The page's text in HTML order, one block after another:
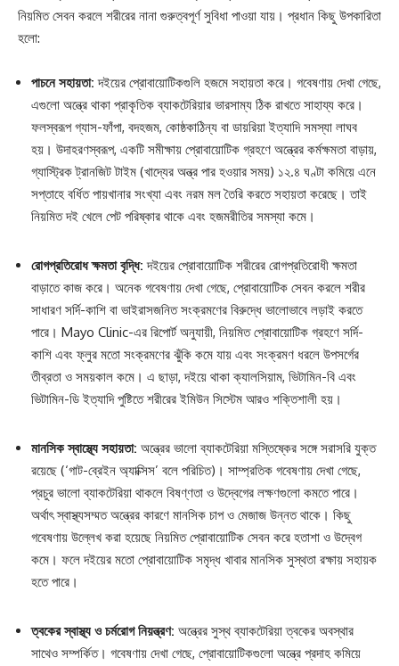
নিয়মিত সেবন করলে শরীরের নানা গুরুত্বপূর্ণ সুবিধা পাওয়া যায়। প্রধান কিছু উপকারিতা
হলো:
পাচনে সহায়তা: দইয়ের প্রোবায়োটিকগুলি হজমে সহায়তা করে। গবেষণায় দেখা গেছে,
এগুলো অন্ত্রে থাকা প্রাকৃতিক ব্যাকটেরিয়ার ভারসাম্য ঠিক রাখতে সাহায্য করে।
ফলস্বরূপ গ্যাস-ফাঁপা, বদহজম, কোষ্ঠকাঠিন্য বা ডায়রিয়া ইত্যাদি সমস্যা লাঘব
হয়। উদাহরণস্বরূপ, একটি সমীক্ষায় প্রোবায়োটিক গ্রহণে অন্ত্রের কর্মক্ষমতা বাড়ায়,
গ্যাস্ট্রিক ট্রানজিট টাইম (খাদ্যের অন্ত্র পার হওয়ার সময়) ১২.৪ ঘণ্টা কমিয়ে এনে
সপ্তাহে বর্ধিত পায়খানার সংখ্যা এবং নরম মল তৈরি করতে সহায়তা করেছে। তাই
নিয়মিত দই খেলে পেট পরিষ্কার থাকে এবং হজমরীতির সমস্যা কমে।
রোগপ্রতিরোধ ক্ষমতা বৃদ্ধি: দইয়ের প্রোবায়োটিক শরীরের রোগপ্রতিরোধী ক্ষমতা
বাড়াতে কাজ করে। অনেক গবেষণায় দেখা গেছে, প্রোবায়োটিক সেবন করলে শরীর
সাধারণ সর্দি-কাশি বা ভাইরাসজনিত সংক্রমণের বিরুদ্ধে ভালোভাবে লড়াই করতে
পারে। Mayo Clinic-এর রিপোর্ট অনুযায়ী, নিয়মিত প্রোবায়োটিক গ্রহণে সর্দি-
কাশি এবং ফ্লুর মতো সংক্রমণের ঝুঁকি কমে যায় এবং সংক্রমণ ধরলে উপসর্গের
তীব্রতা ও সময়কাল কমে। এ ছাড়া, দইয়ে থাকা ক্যালসিয়াম, ভিটামিন-বি এবং
ভিটামিন-ডি ইত্যাদি পুষ্টিতে শরীরের ইমিউন সিস্টেম আরও শক্তিশালী হয়।
মানসিক স্বাস্থ্যে সহায়তা: অন্ত্রের ভালো ব্যাকটেরিয়া মস্তিষ্কের সঙ্গে সরাসরি যুক্ত
রয়েছে (‘গাট-ব্রেইন অ্যাক্সিস’ বলে পরিচিত)। সাম্প্রতিক গবেষণায় দেখা গেছে,
প্রচুর ভালো ব্যাকটেরিয়া থাকলে বিষণ্ণতা ও উদ্বেগের লক্ষণগুলো কমতে পারে।
অর্থাৎ স্বাস্থ্যসম্মত অন্ত্রের কারণে মানসিক চাপ ও মেজাজ উন্নত থাকে। কিছু
গবেষণায় উল্লেখ করা হয়েছে নিয়মিত প্রোবায়োটিক সেবন করে হতাশা ও উদ্বেগ
কমে। ফলে দইয়ের মতো প্রোবায়োটিক সমৃদ্ধ খাবার মানসিক সুস্থতা রক্ষায় সহায়ক
হতে পারে।
ত্বকের স্বাস্থ্য ও চর্মরোগ নিয়ন্ত্রণ: অন্ত্রের সুস্থ ব্যাকটেরিয়া ত্বকের অবস্থার
সাথেও সম্পর্কিত। গবেষণায় দেখা গেছে, প্রোবায়োটিকগুলো অন্ত্রে প্রদাহ কমিয়ে